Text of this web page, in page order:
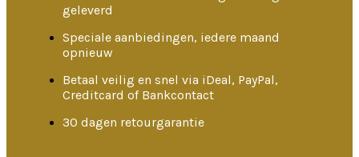
geleverd
Speciale aanbiedingen, iedere maand
opnieuw
Betaal veilig en snel via iDeal, PayPal,
Creditcard of Bankcontact
30 dagen retourgarantie